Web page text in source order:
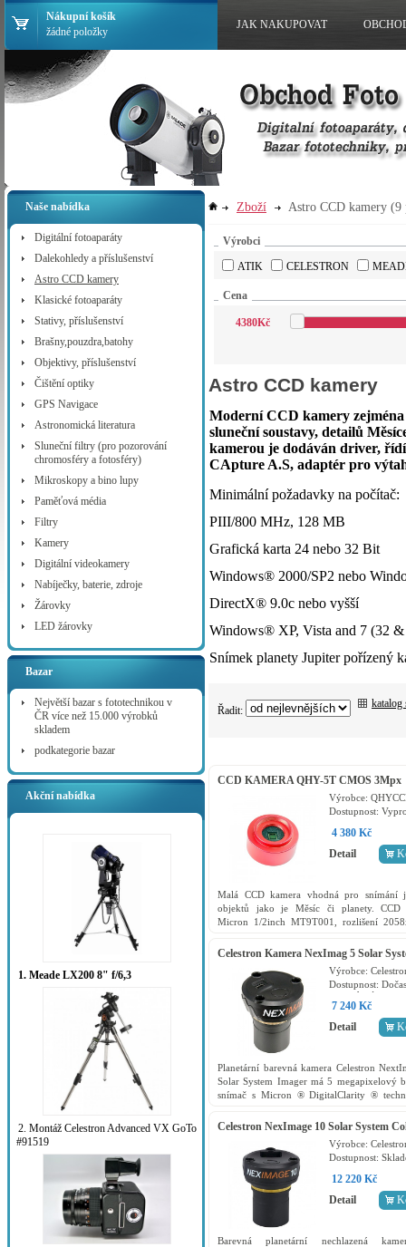
Naše nabídka
Digitální fotoaparáty
Dalekohledy a příslušenství
Astro CCD kamery
Klasické fotoaparáty
Stativy, příslušenství
Brašny,pouzdra,batohy
Objektivy, příslušenství
Čištění optiky
GPS Navigace
Astronomická literatura
Sluneční filtry (pro pozorování
chromosféry a fotosféry)
Mikroskopy a bino lupy
Paměťová média
Filtry
Kamery
Digitální videokamery
Nabíječky, baterie, zdroje
Žárovky
LED žárovky
Bazar
Největší bazar s fototechnikou v
ČR více než 15.000 výrobků
skladem
podkategorie bazar
Akční nabídka
1. Meade LX200 8" f/6,3
2. Montáž Celestron Advanced VX GoTo
#91519
Zboží Astro CCD kamery (9
Výrobci
ATIK
CELESTRON
Cena
4380Kč
Astro CCD kamery
Moderní CCD kamery
sluneční soustavy, detailů
kamerou je dodáván driver,
CApture A.S, adaptér pro
Minimální požadavky na počítač:
PIII/800 MHz, 128 MB
Grafická karta 24 nebo 32 Bit
Windows® 2000/SP2 nebo
DirectX® 9.0c nebo vyšší
Windows® XP, Vista and 7 (32
Snímek planety Jupiter pořízený
Řadit:
katalog
CCD KAMERA QHY-5T CMOS 3Mpx
Výrobce:
Dostupnost:
4 380 Kč
Detail
Malá CCD kamera vhodná pro snímání
objektů jako je Měsíc či planety. CCD
Micron 1/2inch MT9T001, rozlišení
binningu 2x2, verze COLOR,...
Celestron Kamera NexImag 5 Solar
Výrobce:
Dostupnost:
vyprodaný
7 240 Kč
Detail
Planetární barevná kamera Celestron
Solar System Imager má 5 megapixelový
snímač s Micron ® DigitalClarity ®
5.7 x...
Celestron NexImage 10 Solar System
Výrobce:
Dostupnost:
12 220 Kč
Detail
Barevná planetární nechlazená
Nákupní košík
žádné položky
JAK NAKUPOVAT